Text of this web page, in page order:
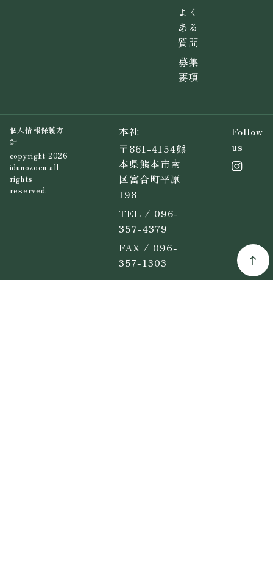
よく
ある
質問
募集
要項
個人情報保護方
針
copyright 2026
idunozoen all
rights
reserved.
本社
〒861-4154熊
本県熊本市南
区富合町平原
198
TEL / 096-
357-4379
FAX / 096-
357-1303
Follow
us